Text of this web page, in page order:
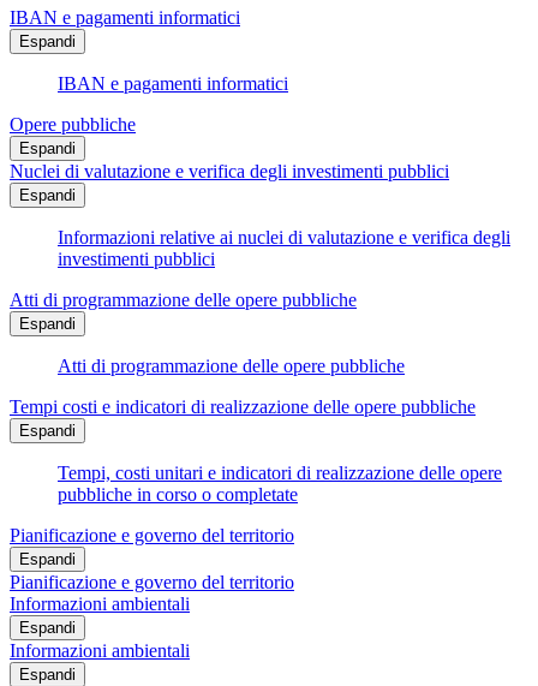
IBAN e pagamenti informatici
Espandi
IBAN e pagamenti informatici
Opere pubbliche
Espandi
Nuclei di valutazione e verifica degli investimenti pubblici
Espandi
Informazioni relative ai nuclei di valutazione e verifica degli
investimenti pubblici
Atti di programmazione delle opere pubbliche
Espandi
Atti di programmazione delle opere pubbliche
Tempi costi e indicatori di realizzazione delle opere pubbliche
Espandi
Tempi, costi unitari e indicatori di realizzazione delle opere
pubbliche in corso o completate
Pianificazione e governo del territorio
Espandi
Pianificazione e governo del territorio
Informazioni ambientali
Espandi
Informazioni ambientali
Espandi